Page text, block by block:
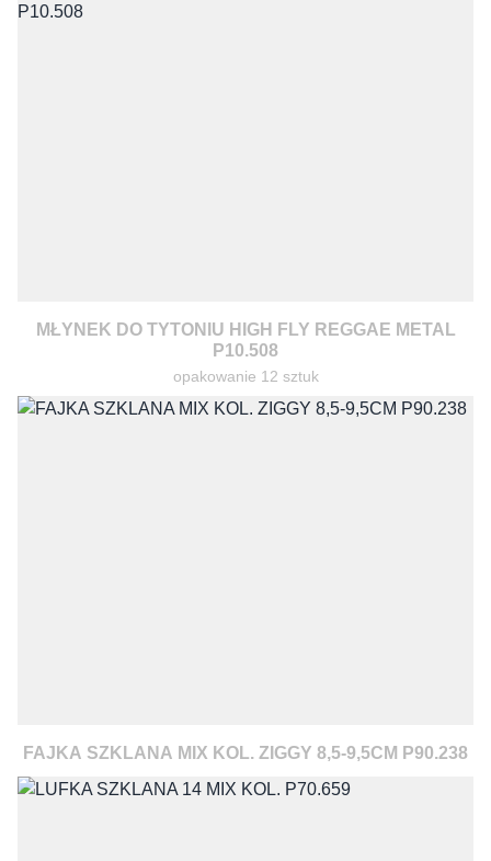
MŁYNEK DO TYTONIU HIGH FLY REGGAE METAL
P10.508
opakowanie 12 sztuk
FAJKA SZKLANA MIX KOL. ZIGGY 8,5-9,5CM P90.238